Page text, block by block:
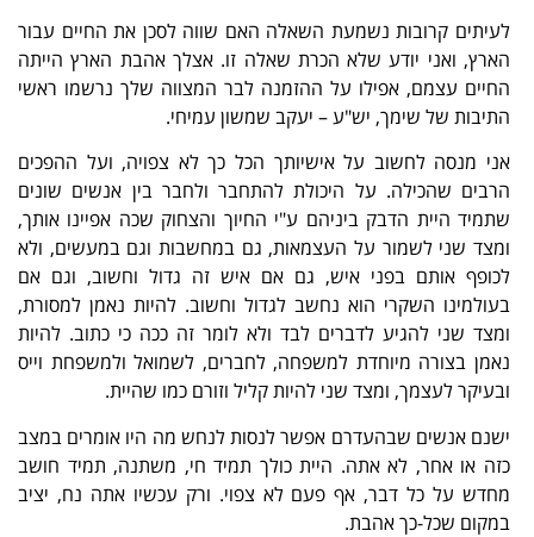
לעיתים קרובות נשמעת השאלה האם שווה לסכן את החיים עבור
הארץ, ואני יודע שלא הכרת שאלה זו. אצלך אהבת הארץ הייתה
החיים עצמם, אפילו על ההזמנה לבר המצווה שלך נרשמו ראשי
התיבות של שימך, יש"ע – יעקב שמשון עמיחי.
אני מנסה לחשוב על אישיותך הכל כך לא צפויה, ועל ההפכים
הרבים שהכילה. על היכולת להתחבר ולחבר בין אנשים שונים
שתמיד היית הדבק ביניהם ע"י החיוך והצחוק שכה אפיינו אותך,
ומצד שני לשמור על העצמאות, גם במחשבות וגם במעשים, ולא
לכופף אותם בפני איש, גם אם איש זה גדול וחשוב, וגם אם
בעולמינו השקרי הוא נחשב לגדול וחשוב. להיות נאמן למסורת,
ומצד שני להגיע לדברים לבד ולא לומר זה ככה כי כתוב. להיות
נאמן בצורה מיוחדת למשפחה, לחברים, לשמואל ולמשפחת וייס
ובעיקר לעצמך, ומצד שני להיות קליל וזורם כמו שהיית.
ישנם אנשים שבהעדרם אפשר לנסות לנחש מה היו אומרים במצב
כזה או אחר, לא אתה. היית כולך תמיד חי, משתנה, תמיד חושב
מחדש על כל דבר, אף פעם לא צפוי. ורק עכשיו אתה נח, יציב
במקום שכל-כך אהבת.